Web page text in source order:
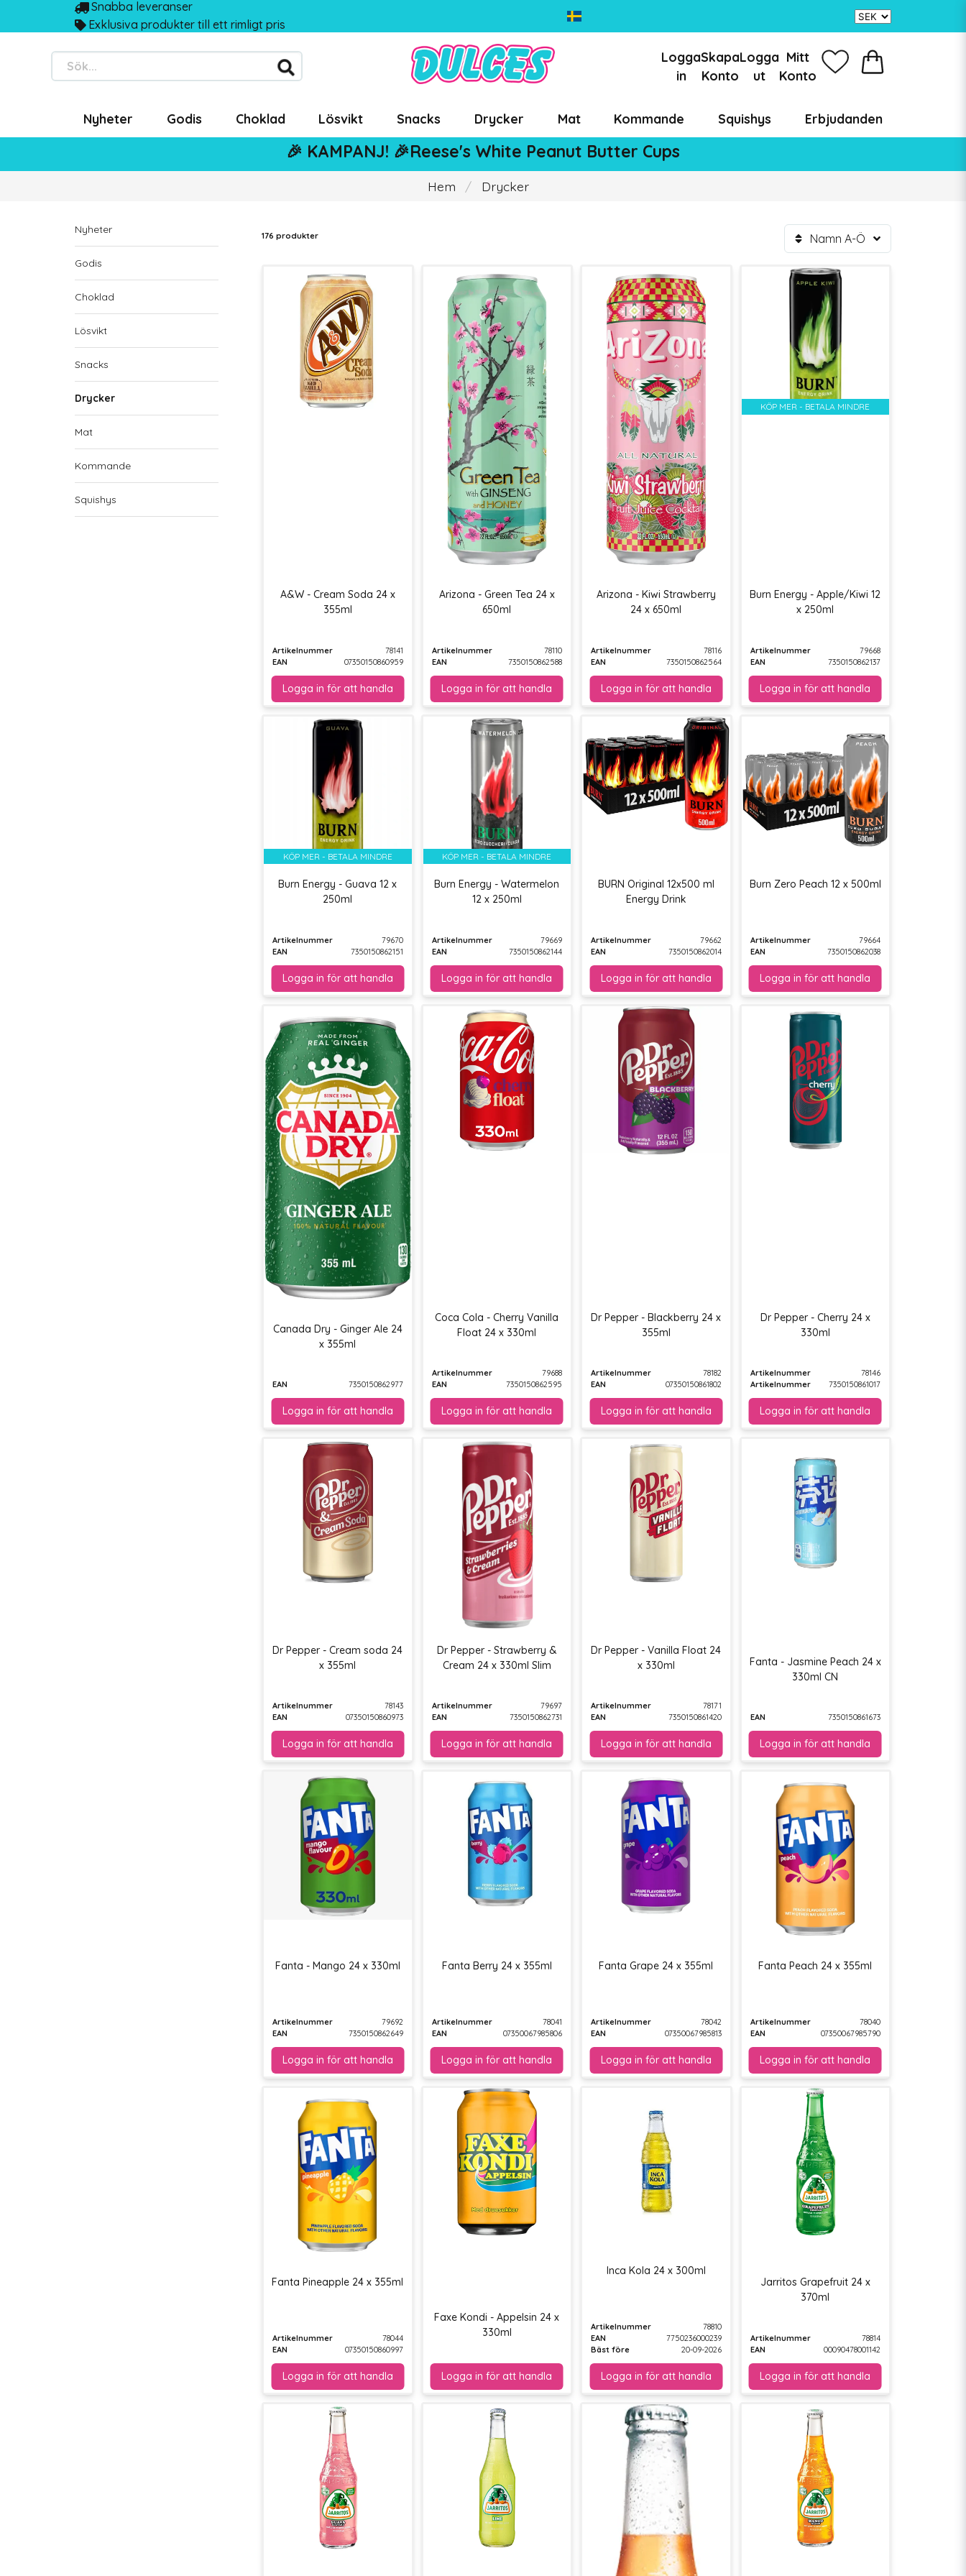
Snabba leveranser
Exklusiva produkter till ett rimligt pris
Sök...
Logga
in
Skapa
Konto
Logga
ut
Mitt
Konto
Nyheter Godis Choklad Lösvikt Snacks Drycker Mat Kommande Squishys Erbjudanden
🎉 KAMPANJ! 🎉Reese's White Peanut Butter Cups
Hem Drycker
Nyheter
Godis
Choklad
Lösvikt
Snacks
Drycker
Mat
Kommande
Squishys
176 produkter Namn A-Ö
A&W - Cream Soda 24 x
355ml
Artikelnummer
78141
EAN
07350150860959
Arizona - Green Tea 24 x
650ml
Artikelnummer
78110
EAN
7350150862588
Arizona - Kiwi Strawberry
24 x 650ml
Artikelnummer
78116
EAN
7350150862564
KÖP MER - BETALA MINDRE
Burn Energy - Apple/Kiwi 12
x 250ml
Artikelnummer
79668
EAN
7350150862137
KÖP MER - BETALA MINDRE
Burn Energy - Guava 12 x
250ml
Artikelnummer
79670
EAN
7350150862151
KÖP MER - BETALA MINDRE
Burn Energy - Watermelon
12 x 250ml
Artikelnummer
79669
EAN
7350150862144
BURN Original 12x500 ml
Energy Drink
Artikelnummer
79662
EAN
7350150862014
Burn Zero Peach 12 x 500ml
Artikelnummer
79664
EAN
7350150862038
Canada Dry - Ginger Ale 24
x 355ml
EAN 7350150862977
Coca Cola - Cherry Vanilla
Float 24 x 330ml
Artikelnummer
79688
EAN
7350150862595
Dr Pepper - Blackberry 24 x
355ml
Artikelnummer
78182
EAN
07350150861802
Dr Pepper - Cherry 24 x
330ml
Artikelnummer
78146
Artikelnummer
7350150861017
Dr Pepper - Cream soda 24
x 355ml
Artikelnummer
78143
EAN
07350150860973
Dr Pepper - Strawberry &
Cream 24 x 330ml Slim
Artikelnummer
79697
EAN
7350150862731
Dr Pepper - Vanilla Float 24
x 330ml
Artikelnummer
78171
EAN
7350150861420
Fanta - Jasmine Peach 24 x
330ml CN
EAN 7350150861673
Fanta - Mango 24 x 330ml
Artikelnummer
79692
EAN
7350150862649
Fanta Berry 24 x 355ml
Artikelnummer
78041
EAN
07350067985806
Fanta Grape 24 x 355ml
Artikelnummer
78042
EAN
07350067985813
Fanta Peach 24 x 355ml
Artikelnummer
78040
EAN
07350067985790
Fanta Pineapple 24 x 355ml
Artikelnummer
78044
EAN
07350150860997
Faxe Kondi - Appelsin 24 x
330ml
Inca Kola 24 x 300ml
Artikelnummer
78810
EAN
7750236000239
Bäst före
20-09-2026
Jarritos Grapefruit 24 x
370ml
Artikelnummer
78814
EAN
00090478001142